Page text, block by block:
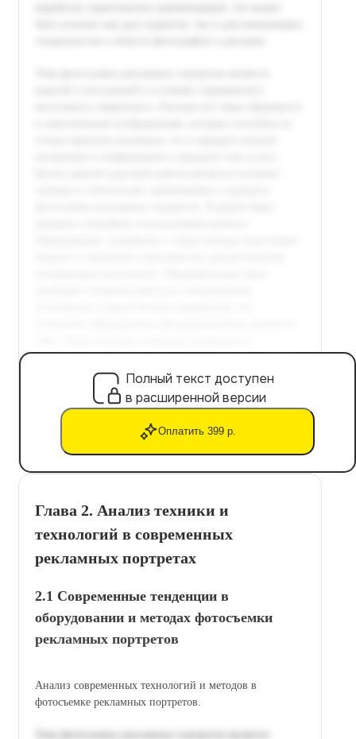
Полный текст доступен
в расширенной версии
Оплатить 399 р.
Глава 2. Анализ техники и
технологий в современных
рекламных портретах
2.1 Современные тенденции в
оборудовании и методах фотосъемки
рекламных портретов
Анализ современных технологий и методов в
фотосъемке рекламных портретов.